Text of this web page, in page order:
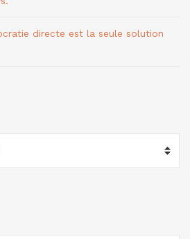
directe est la seule solution